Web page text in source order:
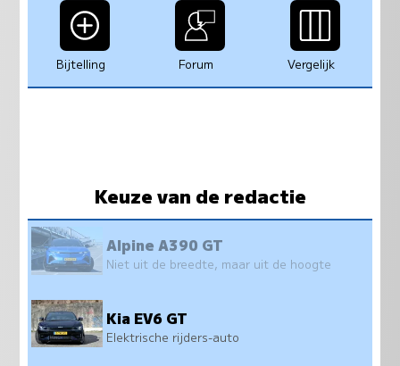
Bijtelling Forum Vergelijk
Keuze van de redactie
Alpine A390 GT
Niet uit de breedte, maar uit de hoogte
Kia EV6 GT
Elektrische rijders-auto